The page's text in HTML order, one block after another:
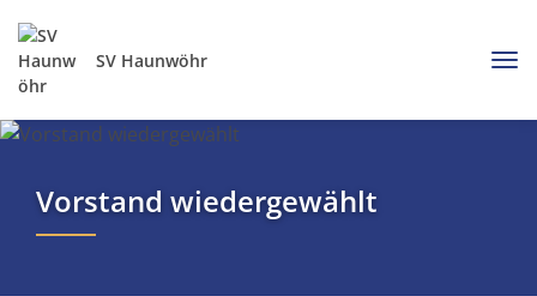
SV Haunwöhr
Vorstand wiedergewählt